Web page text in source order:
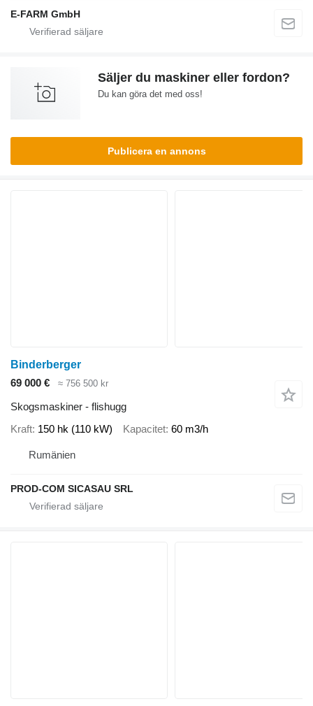
E-FARM GmbH
Säljer du maskiner eller fordon?
Du kan göra det med oss!
Publicera en annons
Binderberger
69 000 €
≈ 756 500 kr
Skogsmaskiner - flishugg
Kraft 150 hk (110 kW) Kapacitet 60 m3/h
Rumänien
PROD-COM SICASAU SRL